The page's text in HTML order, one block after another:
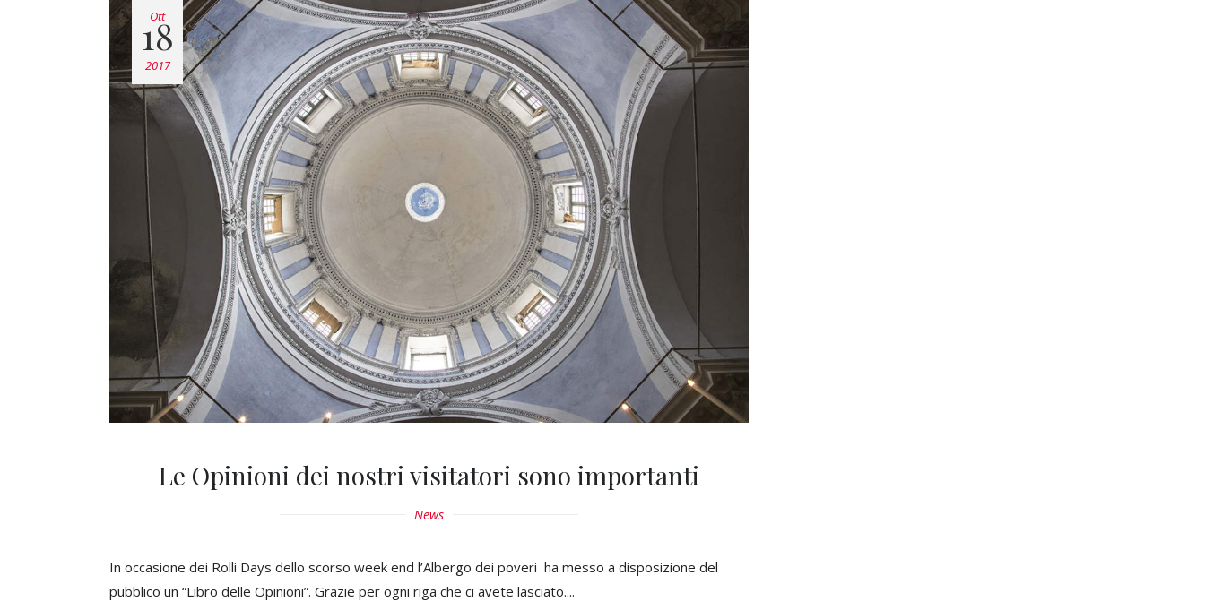
Ott
18
2017
Le Opinioni dei nostri visitatori sono importanti
News
In occasione dei Rolli Days dello scorso week end l’Albergo dei poveri ha messo a disposizione del
pubblico un “Libro delle Opinioni”. Grazie per ogni riga che ci avete lasciato....